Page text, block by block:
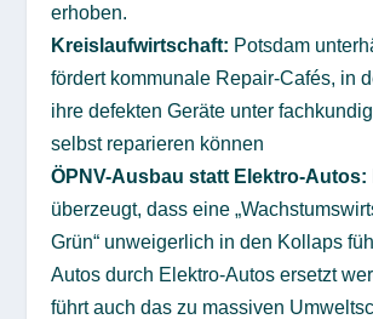
erhoben.
Kreislaufwirtschaft: Potsdam
fördert kommunale Repair-Cafés, in
ihre defekten Geräte unter
selbst reparieren können
ÖPNV-Ausbau statt Elektro-Autos:
überzeugt, dass eine
Grün“ unweigerlich in den Kollaps
Autos durch Elektro-Autos ersetzt
führt auch das zu massiven